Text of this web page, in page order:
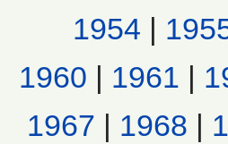
1954
1960
1961
1967
1968